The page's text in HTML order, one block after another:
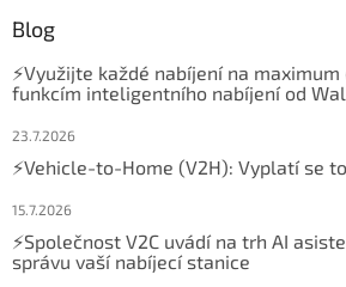
Blog
⚡Využijte každé nabíjení na
funkcím inteligentního nabíjení od
23.7.2026
⚡Vehicle-to-Home (V2H): Vyplatí se
15.7.2026
⚡Společnost V2C uvádí na trh AI
správu vaší nabíjecí stanice